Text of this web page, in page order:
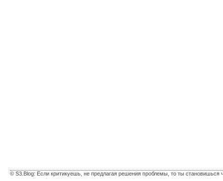
© S3.Blog: Если критикуешь, не предлагая решения проблемы, то ты становишься